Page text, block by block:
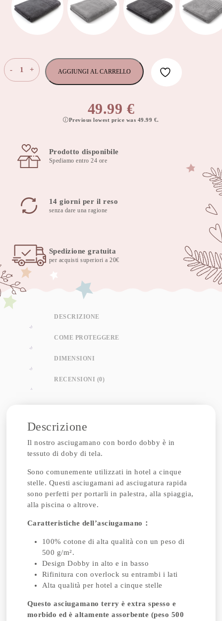
-
Asciugamani
140x70
cm
Larissa
g/m²
quantità
+ AGGIUNGI AL CARRELLO
49.99 €
Previous lowest price was 49.99 €.
Prodotto disponibile
Spediamo entro 24 ore
14 giorni per il reso
senza dare una ragione
Spedizione gratuita
per acquisti superiori a 20€
DESCRIZIONE
COME PROTEGGERE
DIMENSIONI
RECENSIONI (0)
Descrizione
Il nostro asciugamano con bordo dobby è in
tessuto di doby di tela.
Sono comunemente utilizzati in hotel a cinque
stelle. Questi asciugamani ad asciugatura rapida
sono perfetti per portarli in palestra, alla spiaggia,
alla piscina o altrove.
Caratteristiche dell’asciugamano ：
100% cotone di alta qualità con un peso di
500 g/m².
Design Dobby in alto e in basso
Rifinitura con overlock su entrambi i lati
Alta qualità per hotel a cinque stelle
Questo asciugamano terry è extra spesso e
morbido ed è altamente assorbente (peso 500